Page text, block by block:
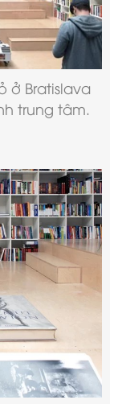
ở Bratislava
trung tâm.